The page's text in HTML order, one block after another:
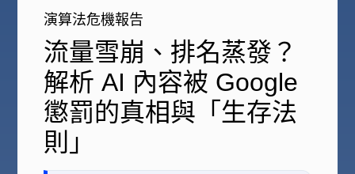
演算法危機報告
流量雪崩、排名蒸發？
解析 AI 內容被 Google
懲罰的真相與「生存法
則」